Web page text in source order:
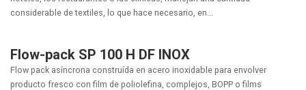
considerable de textiles, lo que hace necesario, en...
Flow-pack SP 100 H DF INOX
Flow pack asíncrona construída en acero inoxidable para envolver
producto fresco con film de poliolefina, complejos, BOPP o films